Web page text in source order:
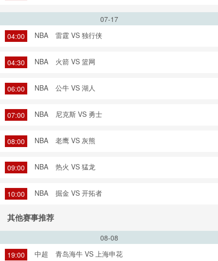
07-17
04:00
NBA 雷霆 VS 独行侠
04:30 NBA 火箭 VS 篮网
06:00 NBA 公牛 VS 湖人
07:00 NBA 尼克斯 VS 勇士
08:00 NBA 老鹰 VS 灰熊
09:00 NBA 热火 VS 猛龙
10:00 NBA 掘金 VS 开拓者
其他赛事推荐
08-08
19:00
中超 青岛海牛 VS 上海申花